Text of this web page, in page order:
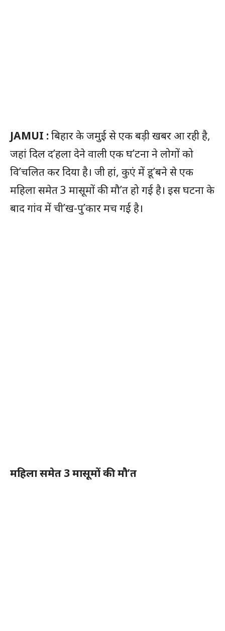
JAMUI :बिहार के जमुई से एक बड़ी खबर आ रही है,
जहां दिल द’हला देने वाली एक घ’टना ने लोगों को
वि’चलित कर दिया है। जी हां, कुएं में डू’बने से एक
महिला समेत 3 मासूमों की मौ’त हो गई है। इस घटना के
बाद गांव में ची’ख-पु’कार मच गई है।
महिला समेत 3 मासूमों की मौ’त